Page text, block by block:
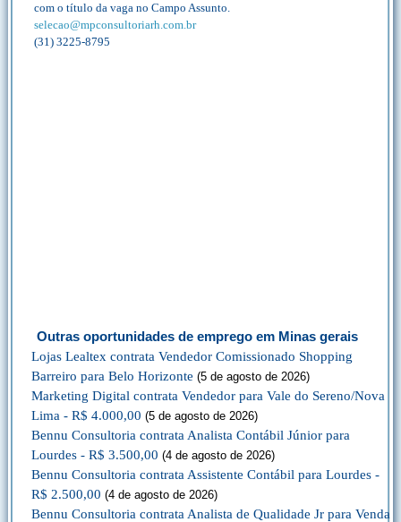
com o título da vaga no Campo Assunto.
selecao@mpconsultoriarh.com.br
(31) 3225-8795
Outras oportunidades de emprego em Minas gerais
Lojas Lealtex contrata Vendedor Comissionado Shopping
Barreiro para Belo Horizonte (5 de agosto de 2026)
Marketing Digital contrata Vendedor para Vale do Sereno/Nova
Lima - R$ 4.000,00 (5 de agosto de 2026)
Bennu Consultoria contrata Analista Contábil Júnior para
Lourdes - R$ 3.500,00 (4 de agosto de 2026)
Bennu Consultoria contrata Assistente Contábil para Lourdes -
R$ 2.500,00 (4 de agosto de 2026)
Bennu Consultoria contrata Analista de Qualidade Jr para Venda